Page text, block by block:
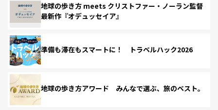
地球の歩き方 meets クリストファー・ノーラン監督
最新作『オデュッセイア』
準備も滞在もスマートに！ トラベルハック2026
地球の歩き方アワード みんなで選ぶ、旅のベスト。